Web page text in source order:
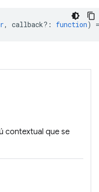
, callback? : function)
contextual que se